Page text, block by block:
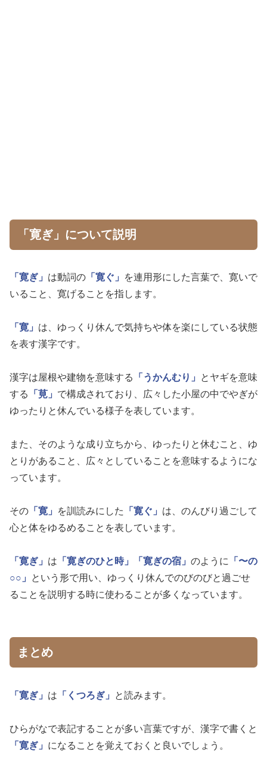
「寛ぎ」について説明
「寛ぎ」 は動詞の 「寛ぐ」
を連用形にした言葉で、寛いで
いること、寛げることを指します。
「寛」 は、ゆっくり休んで気持ちや体を楽にしている状態
を表す漢字です。
漢字は屋根や建物を意味する 「うかんむり」
とヤギを意味
する
「莧」 で構成されており、広々した小屋の中でやぎが
ゆったりと休んでいる様子を表しています。
また、そのような成り立ちから、ゆったりと休むこと、ゆ
とりがあること、広々としていることを意味するようにな
っています。
その 「寛」 を訓読みにした 「寛ぐ」 は、のんびり過ごして
心と体をゆるめることを表しています。
「寛ぎ」 は 「寛ぎのひと時」 「寛ぎの宿」 のように 「〜の
○○」
という形で用い、ゆっくり休んでのびのびと過ごせ
ることを説明する時に使わることが多くなっています。
まとめ
「寛ぎ」 は 「くつろぎ」 と読みます。
ひらがなで表記することが多い言葉ですが、漢字で書くと
「寛ぎ」 になることを覚えておくと良いでしょう。